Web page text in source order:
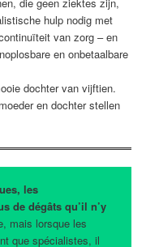
hulp nodig met
van zorg – en
en onbetaalbare
dochter van vijftien.
en dochter stellen
les
de dégâts qu’il n’y
mais lorsque les
que spécialistes, il